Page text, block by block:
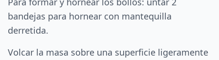
bandejas para hornear con mantequilla
derretida.
Volcar la masa sobre una superficie ligeramente